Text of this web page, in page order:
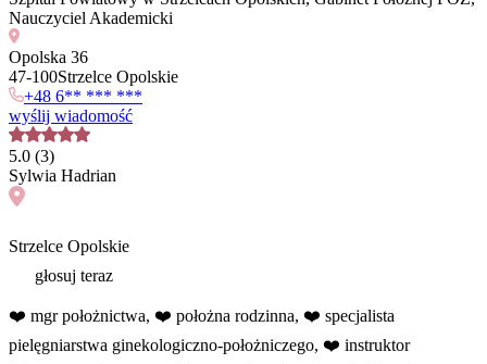
Nauczyciel Akademicki
Opolska 36
47-100Strzelce Opolskie
+48 6** *** ***
wyślij wiadomość
5.0 (3)
Sylwia Hadrian
Strzelce Opolskie
głosuj teraz
❤️ mgr położnictwa, ❤️ położna rodzinna, ❤️ specjalista
pielęgniarstwa ginekologiczno-położniczego, ❤️ instruktor